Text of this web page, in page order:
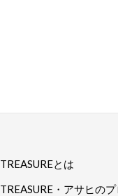
TREASUREとは
TREASURE・アサヒの